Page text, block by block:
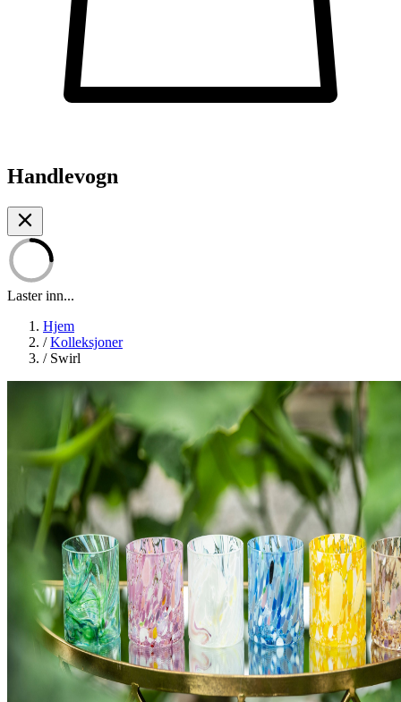
Handlevogn
Laster inn...
Hjem
/ Kolleksjoner
/ Swirl